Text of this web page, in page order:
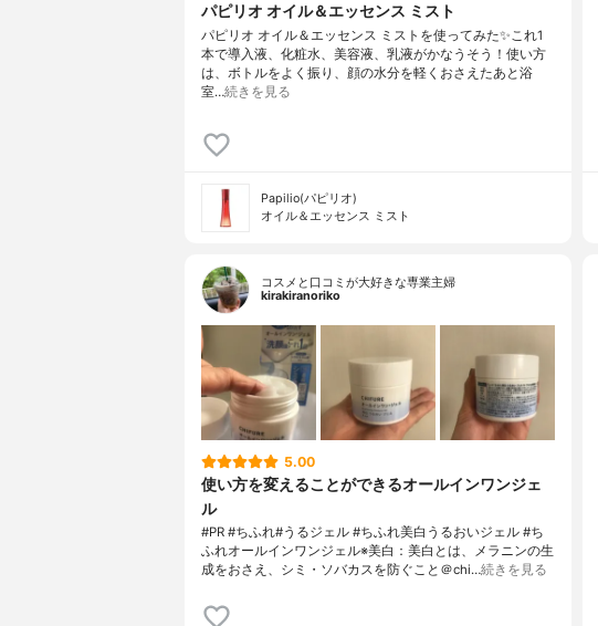
パピリオ オイル＆エッセンス ミスト
パピリオ オイル＆エッセンス ミストを使ってみた✨これ1
本で導入液、化粧水、美容液、乳液がかなうそう！使い方
は、ボトルをよく振り、顔の水分を軽くおさえたあと浴
室…続きを見る
Papilio(パピリオ)
オイル＆エッセンス ミスト
コスメと口コミが大好きな専業主婦
kirakiranoriko
5.00
使い方を変えることができるオールインワンジェ
ル
#PR #ちふれ#うるジェル #ちふれ美白うるおいジェル #ち
ふれオールインワンジェル※美白：美白とは、メラニンの生
成をおさえ、シミ・ソバカスを防ぐこと＠chi…続きを見る